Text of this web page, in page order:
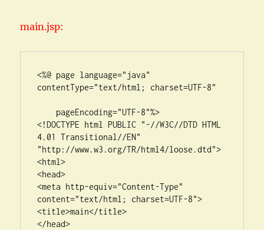
main.jsp:
<%@ page language="java"
contentType="text/html; charset=UTF-8"
<!DOCTYPE html PUBLIC "-//W3C//DTD HTML
4.01 Transitional//EN"
"http://www.w3.org/TR/html4/loose.dtd">
<html>
<head>
<meta http-equiv="Content-Type"
content="text/html; charset=UTF-8">
<title>main</title>
</head>